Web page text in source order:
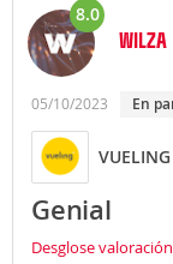
8.0
WILZA
05/10/2023 En
Genial
Desglose valoración